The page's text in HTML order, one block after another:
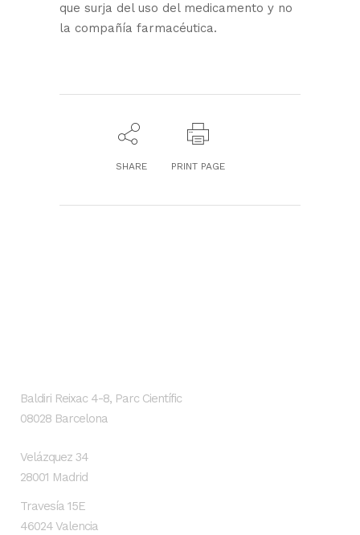
que surja del uso del medicamento y no
la compañía farmacéutica.
SHARE PRINT PAGE
Baldiri Reixac 4-8, Parc Científic
08028 Barcelona
Velázquez 34
28001 Madrid
Travesía 15E
46024 Valencia